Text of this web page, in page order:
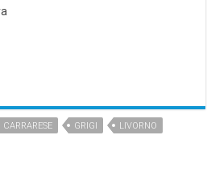
CARRARESE GRIGI
LIVORNO